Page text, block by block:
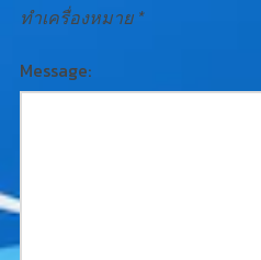
ทำเครื่องหมาย *
Message: